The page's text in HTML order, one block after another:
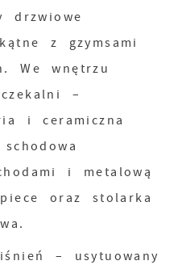
drzwiowe
z gzymsami
We wnętrzu
–
i ceramiczna
i metalową
oraz stolarka
– usytuowany